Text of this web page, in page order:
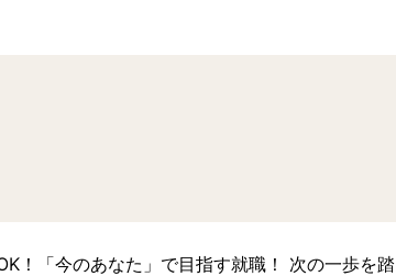
！「今のあなた」で目指す就職！ 次の一歩を踏